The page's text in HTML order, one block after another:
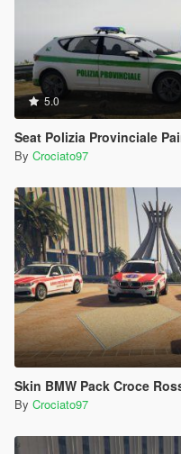
5.0
Seat Polizia Provinciale
By Crociato97
Skin BMW Pack Croce
By Crociato97